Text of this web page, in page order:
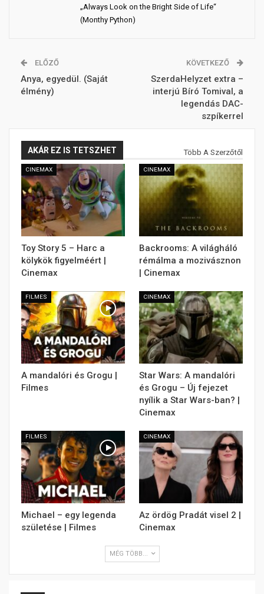
„Always Look on the Bright Side of Life“
(Monthy Python)
ELŐZŐ
Anya, egyedül. (Saját
élmény)
KÖVETKEZŐ
SzerdaHelyzet extra –
interjú Bíró Tomival, a
legendás DAC-
szpíkerrel
AKÁR EZ IS TETSZHET Több A Szerzőtől
CINEMAX
Toy Story 5 – Harc a
kölykök figyelméért |
Cinemax
CINEMAX
Backrooms: A világháló
rémálma a mozivásznon
| Cinemax
FILMES
A mandalóri és Grogu |
Filmes
CINEMAX
Star Wars: A mandalóri
és Grogu – Új fejezet
nyílik a Star Wars-ban? |
Cinemax
FILMES
Michael – egy legenda
születése | Filmes
CINEMAX
Az ördög Pradát visel 2 |
Cinemax
MÉG TÖBB...